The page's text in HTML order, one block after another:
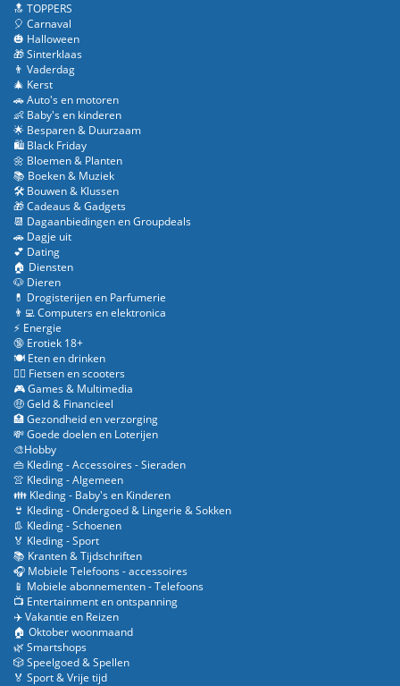
🔝 TOPPERS
🎈 Carnaval
🎃 Halloween
🎁 Sinterklaas
👨 Vaderdag
🎄 Kerst
🚗 Auto's en motoren
👶 Baby's en kinderen
🌟 Besparen & Duurzaam
🛍️ Black Friday
🌼 Bloemen & Planten
📚 Boeken & Muziek
🛠️ Bouwen & Klussen
🎁 Cadeaus & Gadgets
📆 Dagaanbiedingen en Groupdeals
🚗 Dagje uit
💕 Dating
🏠 Diensten
🐶 Dieren
💊 Drogisterijen en Parfumerie
👨‍💻 Computers en elektronica
⚡ Energie
🔞 Erotiek 18+
🍽️ Eten en drinken
🚴‍♂️ Fietsen en scooters
🎮 Games & Multimedia
🤑 Geld & Financieel
🏥 Gezondheid en verzorging
💸 Goede doelen en Loterijen
🎨Hobby
👜 Kleding - Accessoires - Sieraden
👚 Kleding - Algemeen
👪 Kleding - Baby's en Kinderen
👙 Kleding - Ondergoed & Lingerie & Sokken
👢 Kleding - Schoenen
🏅 Kleding - Sport
📚 Kranten & Tijdschriften
🎧 Mobiele Telefoons - accessoires
📱 Mobiele abonnementen - Telefoons
📺 Entertainment en ontspanning
✈️ Vakantie en Reizen
🏠 Oktober woonmaand
🌿 Smartshops
🎲 Speelgoed & Spellen
🏅 Sport & Vrije tijd